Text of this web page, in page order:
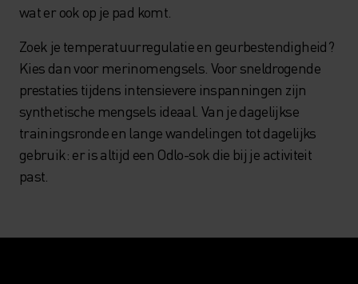
wat er ook op je pad komt.
Zoek je temperatuurregulatie en geurbestendigheid?
Kies dan voor merinomengsels. Voor sneldrogende
prestaties tijdens intensievere inspanningen zijn
synthetische mengsels ideaal. Van je dagelijkse
trainingsronde en lange wandelingen tot dagelijks
gebruik: er is altijd een Odlo-sok die bij je activiteit
past.